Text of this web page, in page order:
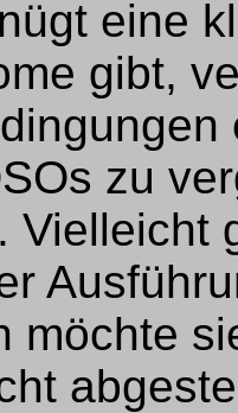
eine
gibt,
zu
Vielleicht
möchte